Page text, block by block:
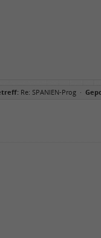
Re: SPANIEN-Prog ·